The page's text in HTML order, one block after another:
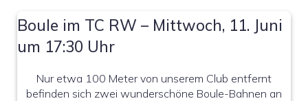
Boule im TC RW – Mittwoch, 11. Juni
um 17:30 Uhr
Nur etwa 100 Meter von unserem Club entfernt
befinden sich zwei wunderschöne Boule-Bahnen an